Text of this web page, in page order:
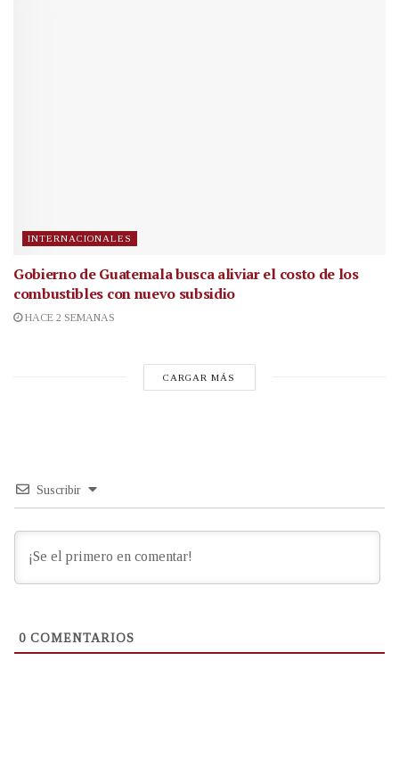
INTERNACIONALES
Gobierno de Guatemala busca aliviar el costo de los
combustibles con nuevo subsidio
HACE 2 SEMANAS
CARGAR MÁS
Suscribir
0 COMENTARIOS